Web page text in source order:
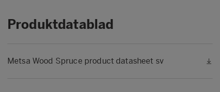
Produktdatablad
Metsa Wood Spruce product datasheet sv